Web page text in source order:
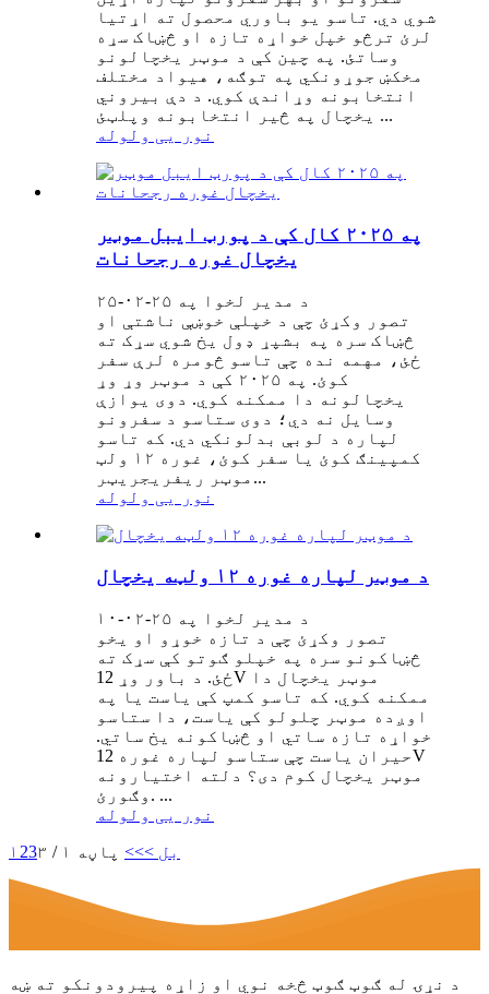
شوي دي. تاسو یو باوري محصول ته اړتیا
لرئ ترڅو خپل خواړه تازه او څښاک سړه
وساتئ. په چین کې د موټر یخچالونو
مخکښ جوړونکي په توګه، هیواد مختلف
انتخابونه وړاندې کوي. د دې بیروني
یخچال په څیر انتخابونه وپلټئ ...
نور یی ولوله
په ۲۰۲۵ کال کې د پورټ ایبل موټر
یخچال غوره رجحانات
د مدیر لخوا په ۲۵-۰۲-۲۵
تصور وکړئ چې د خپلې خوښې ناشتې او
څښاک سره په بشپړ ډول یخ شوي سړک ته
ځئ، مهمه نده چې تاسو څومره لرې سفر
کوئ. په ۲۰۲۵ کې د موټر وړ وړ
یخچالونه دا ممکنه کوي. دوی یوازې
وسایل نه دي؛ دوی ستاسو د سفرونو
لپاره د لوبې بدلونکي دي. که تاسو
کمپینګ کوئ یا سفر کوئ، غوره ۱۲ ولټ
موټر ریفریجریټر...
نور یی ولوله
د موټر لپاره غوره ۱۲ ولټه یخچال
د مدیر لخوا په ۲۵-۰۲-۱۰
تصور وکړئ چې د تازه خوړو او یخو
څښاکونو سره په خپلو ګوتو کې سړک ته
ځئ. د باور وړ 12V موټر یخچال دا
ممکنه کوي. که تاسو کمپ کې یاست یا په
اوږده موټر چلولو کې یاست، دا ستاسو
خواړه تازه ساتي او څښاکونه یخ ساتي.
حیران یاست چې ستاسو لپاره غوره 12V
موټر یخچال کوم دی؟ دلته اختیارونه
وګورئ. ...
نور یی ولوله
۱ 23 بل >>> پاڼه ۱ / ۳
د نړۍ له ګوټ ګوټ څخه نوي او زاړه پیرودونکو ته ښه